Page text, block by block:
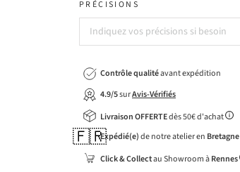
PRÉCISIONS
Contrôle qualitéavant expédition
4.9/5surAvis-Vérifiés
Livraison OFFERTEdès 50€ d'achat
🇫🇷Expédié(e)de notre atelier en Bretagne
Click & Collectau Showroom àRennes